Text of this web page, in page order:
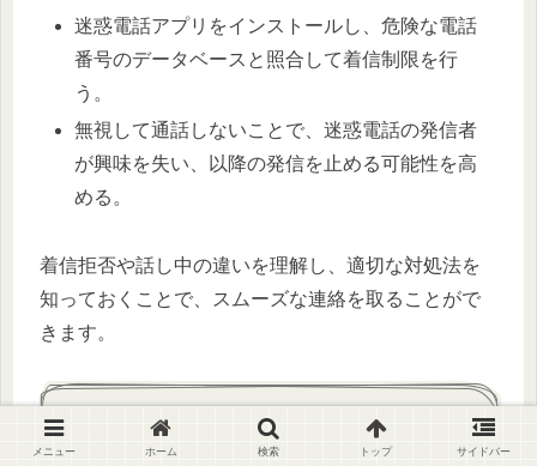
迷惑電話アプリをインストールし、危険な電話
番号のデータベースと照合して着信制限を行
う。
無視して通話しないことで、迷惑電話の発信者
が興味を失い、以降の発信を止める可能性を高
める。
着信拒否や話し中の違いを理解し、適切な対処法を
知っておくことで、スムーズな連絡を取ることがで
きます。
まとめ
メニュー ホーム 検索 トップ サイドバー